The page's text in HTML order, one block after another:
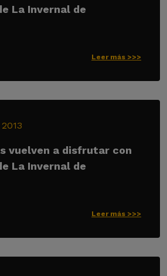
La Invernal de
Leer más >>>
vuelven a disfrutar con
La Invernal de
Leer más >>>